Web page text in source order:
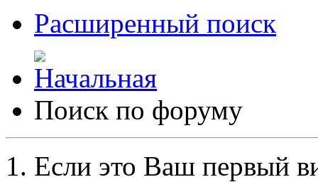
Расширенный поиск
Поиск по форуму
Если это Ваш первый